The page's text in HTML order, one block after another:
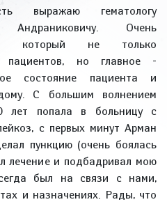
выражаю гематологу
Очень
который не только
пациентов, но главное -
состояние пациента и
С большим волнением
лет попала в больницу с
с первых минут Арман
пункцию (очень боялась
лечение и подбадривал мою
был на связи с нами,
и назначениях. Рады, что